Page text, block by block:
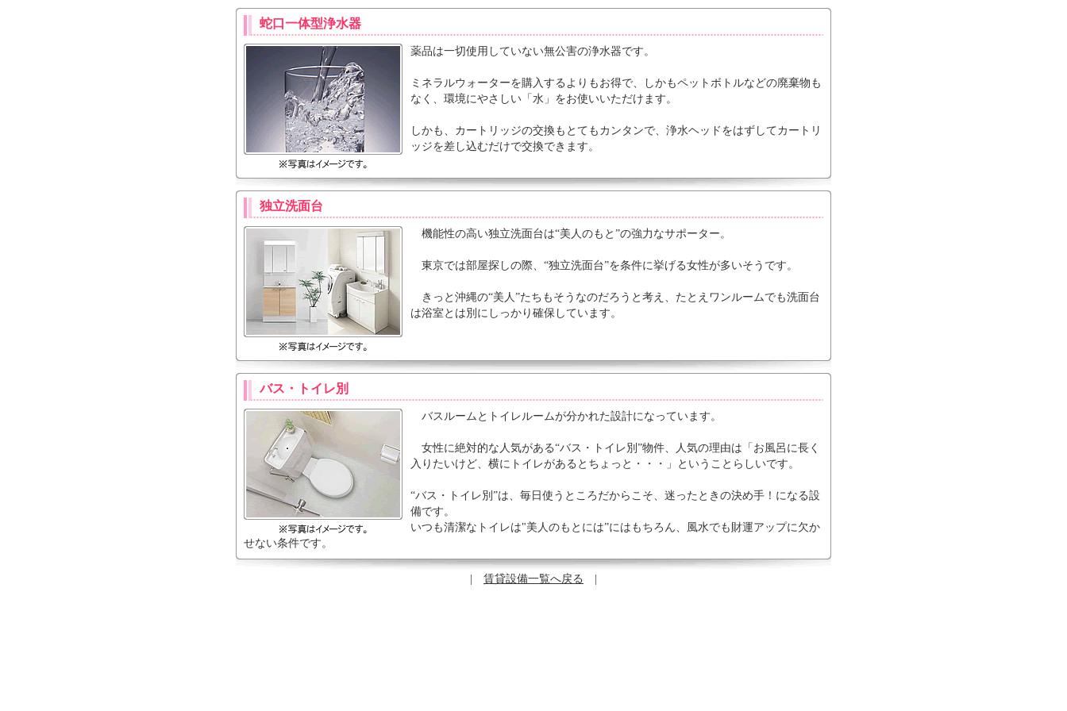
蛇口一体型浄水器
薬品は一切使用していない無公害の浄水器です。
ミネラルウォーターを購入するよりもお得で、しかもペットボトルなどの廃棄物も
なく、環境にやさしい「水」をお使いいただけます。
しかも、カートリッジの交換もとてもカンタンで、浄水ヘッドをはずしてカートリ
ッジを差し込むだけで交換できます。
独立洗面台
機能性の高い独立洗面台は“美人のもと”の強力なサポーター。
東京では部屋探しの際、“独立洗面台”を条件に挙げる女性が多いそうです。
きっと沖縄の“美人”たちもそうなのだろうと考え、たとえワンルームでも洗面台
は浴室とは別にしっかり確保しています。
バス・トイレ別
バスルームとトイレルームが分かれた設計になっています。
女性に絶対的な人気がある“バス・トイレ別”物件、人気の理由は「お風呂に長く
入りたいけど、横にトイレがあるとちょっと・・・」ということらしいです。
“バス・トイレ別”は、毎日使うところだからこそ、迷ったときの決め手！になる設
備です。
いつも清潔なトイレは"美人のもとには”にはもちろん、風水でも財運アップに欠か
せない条件です。
賃貸設備一覧へ戻る